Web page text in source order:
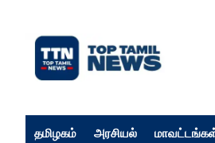
தமிழகம் அரசியல்